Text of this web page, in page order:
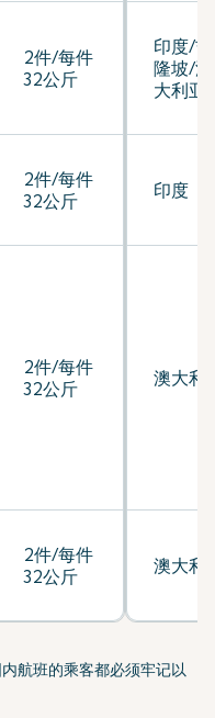
2件/每件
32公斤
2件/每件
32公斤
2件/每件
32公斤
2件/每件
32公斤
印度/吉
隆坡/澳
大利亚
印度
澳大利
澳大利
航班的乘客都必须牢记以